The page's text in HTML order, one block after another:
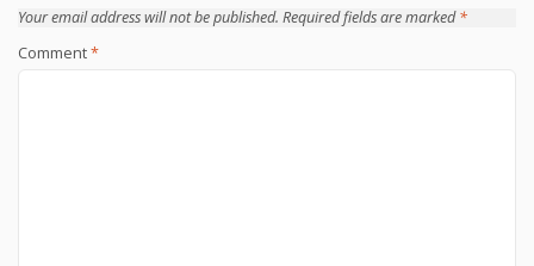
Your email address will not be published. Required fields are marked*
Comment*